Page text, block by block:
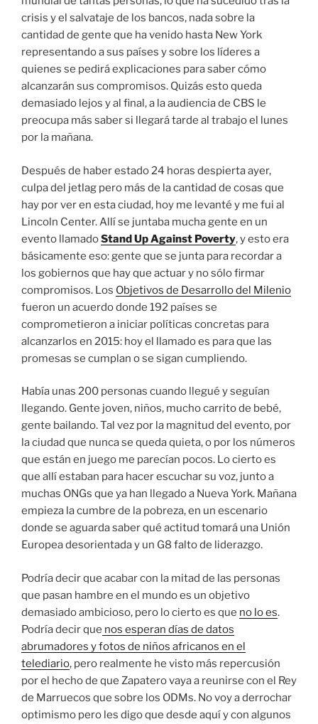
crisis y el salvataje de los bancos, nada sobre la
cantidad de gente que ha venido hasta New York
representando a sus países y sobre los líderes a
quienes se pedirá explicaciones para saber cómo
alcanzarán sus compromisos. Quizás esto queda
demasiado lejos y al final, a la audiencia de CBS le
preocupa más saber si llegará tarde al trabajo el lunes
por la mañana.
Después de haber estado 24 horas despierta ayer,
culpa del jetlag pero más de la cantidad de cosas que
hay por ver en esta ciudad, hoy me levanté y me fui al
Lincoln Center. Allí se juntaba mucha gente en un
evento llamadoStand Up Against Poverty, y esto era
básicamente eso: gente que se junta para recordar a
los gobiernos que hay que actuar y no sólo firmar
compromisos. Los Objetivos de Desarrollo del Milenio
fueron un acuerdo donde 192 países se
comprometieron a iniciar políticas concretas para
alcanzarlos en 2015: hoy el llamado es para que las
promesas se cumplan o se sigan cumpliendo.
Había unas 200 personas cuando llegué y seguían
llegando. Gente joven, niños, mucho carrito de bebé,
gente bailando. Tal vez por la magnitud del evento, por
la ciudad que nunca se queda quieta, o por los números
que están en juego me parecían pocos. Lo cierto es
que allí estaban para hacer escuchar su voz, junto a
muchas ONGs que ya han llegado a Nueva York. Mañana
empieza la cumbre de la pobreza, en un escenario
donde se aguarda saber qué actitud tomará una Unión
Europea desorientada y un G8 falto de liderazgo.
Podría decir que acabar con la mitad de las personas
que pasan hambre en el mundo es un objetivo
demasiado ambicioso, pero lo cierto es que no lo es.
Podría decir que nos esperan días de datos
abrumadores y fotos de niños africanos en el
telediario, pero realmente he visto más repercusión
por el hecho de que Zapatero vaya a reunirse con el Rey
de Marruecos que sobre los ODMs. No voy a derrochar
optimismo pero les digo que desde aquí y con algunos